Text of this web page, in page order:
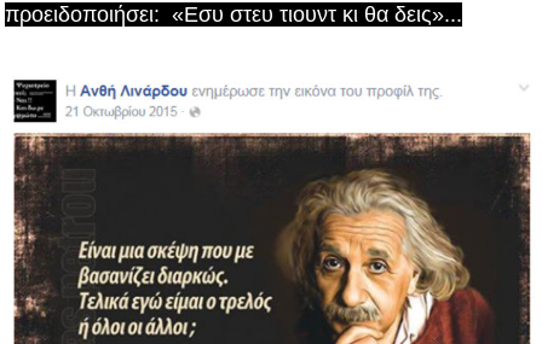
προειδοποιήσει: «Εσυ στευ τιουντ κι θα δεις»...